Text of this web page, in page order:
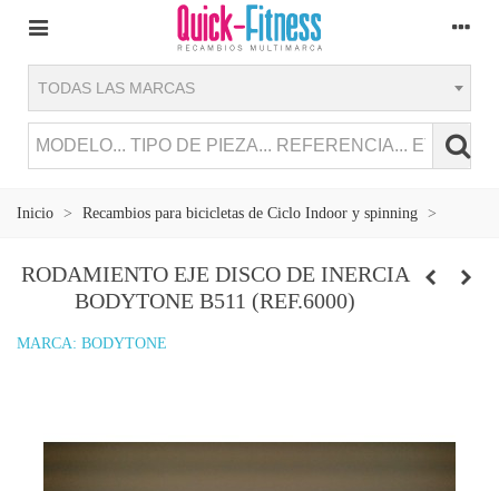
TODAS LAS MARCAS
Inicio > Recambios para bicicletas de Ciclo Indoor y spinning >
RODAMIENTO EJE DISCO DE INERCIA
BODYTONE B511 (REF.6000)
MARCA: BODYTONE